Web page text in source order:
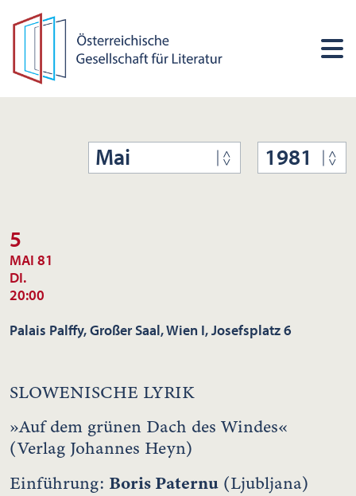
Mai 1981
5
MAI 81
DI.
20:00
Palais Palffy, Großer Saal, Wien I, Josefsplatz 6
SLOWENISCHE LYRIK
»Auf dem grünen Dach des Windes«
(Verlag Johannes Heyn)
Einführung: Boris Paternu (Ljubljana)